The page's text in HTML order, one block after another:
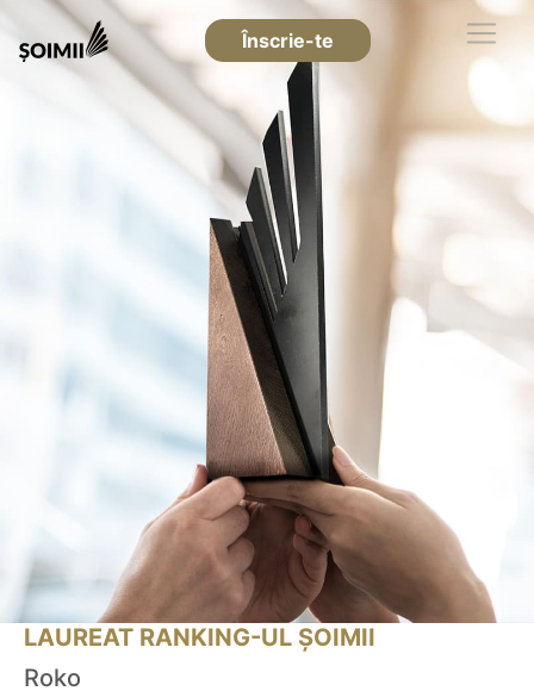
Înscrie-te
LAUREAT RANKING-UL ȘOIMII
Roko